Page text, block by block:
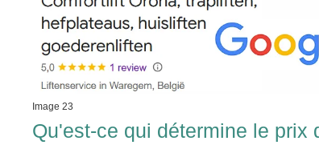
Image 23
Qu'est-ce qui détermine le prix